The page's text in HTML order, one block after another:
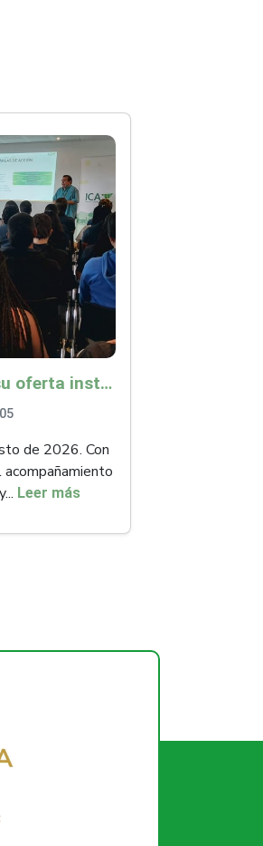
ICA Risaralda acercó su oferta institucional a productores y emprendedores en Expocamello
de 2026. Con
Leer más